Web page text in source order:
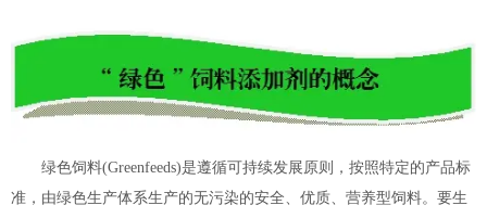
绿色饲料(Greenfeeds)是遵循可持续发展原则，按照特定的产品标
准，由绿色生产体系生产的无污染的安全、优质、营养型饲料。要生